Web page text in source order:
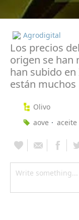
Agrodigital
Los precios
origen se han
han subido
están muchos
Olivo
aove